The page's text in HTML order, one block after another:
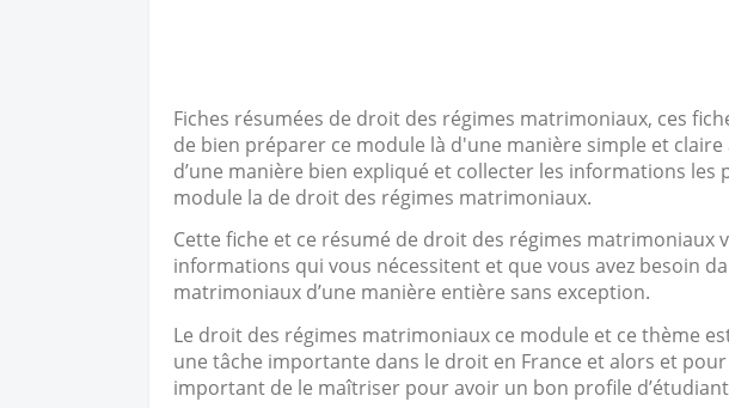
Fiches résumées de droit des régimes matrimoniaux, ces
de bien préparer ce module là d'une manière simple et
d’une manière bien expliqué et collecter les informations les
module la de droit des régimes matrimoniaux.
Cette fiche et ce résumé de droit des régimes matrimoniaux
informations qui vous nécessitent et que vous avez besoin
matrimoniaux d’une manière entière sans exception.
Le droit des régimes matrimoniaux ce module et ce thème
une tâche importante dans le droit en France et alors et
important de le maîtriser pour avoir un bon profile